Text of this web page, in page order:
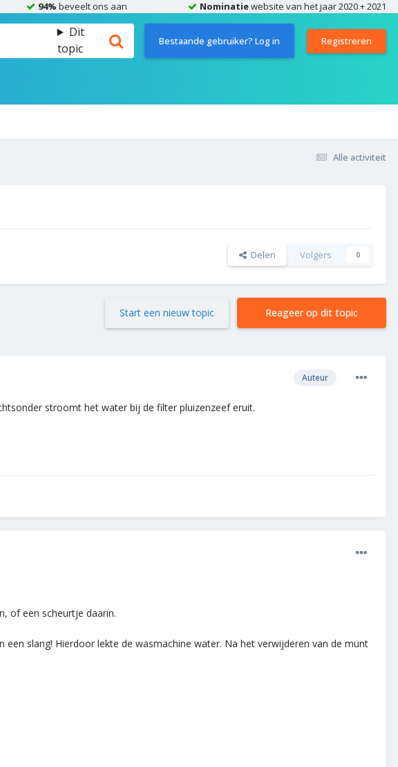
94% beveelt ons aan Nominatiewebsite van het jaar 2020 + 2021
Dit
topic
Bestaande gebruiker? Log in Registreren
Alle activiteit
Delen Volgers 0
Reageer op dit topic
Start een nieuw topic
Auteur
stroomt het water bij de filter pluizenzeef eruit.
of een scheurtje daarin.
slang! Hierdoor lekte de wasmachine water. Na het verwijderen van de munt